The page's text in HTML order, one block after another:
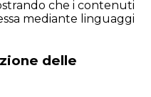
che i contenuti
mediante linguaggi
delle